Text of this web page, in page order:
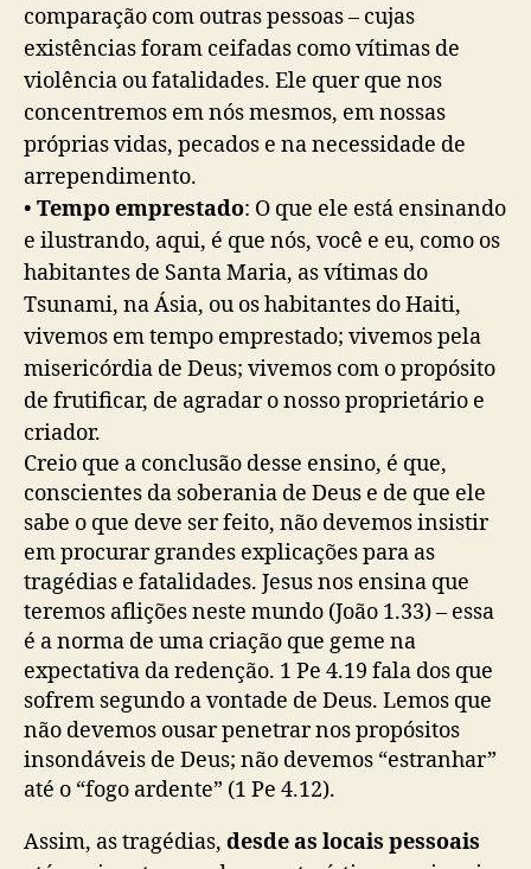
comparação com outras pessoas – cujas
existências foram ceifadas como vítimas de
violência ou fatalidades. Ele quer que nos
concentremos em nós mesmos, em nossas
próprias vidas, pecados e na necessidade de
arrependimento.
• Tempo emprestado: O que ele está ensinando
e ilustrando, aqui, é que nós, você e eu, como os
habitantes de Santa Maria, as vítimas do
Tsunami, na Ásia, ou os habitantes do Haiti,
vivemos em tempo emprestado; vivemos pela
misericórdia de Deus; vivemos com o propósito
de frutificar, de agradar o nosso proprietário e
criador.
Creio que a conclusão desse ensino, é que,
conscientes da soberania de Deus e de que ele
sabe o que deve ser feito, não devemos insistir
em procurar grandes explicações para as
tragédias e fatalidades. Jesus nos ensina que
teremos aflições neste mundo (João 1.33) – essa
é a norma de uma criação que geme na
expectativa da redenção. 1 Pe 4.19 fala dos que
sofrem segundo a vontade de Deus. Lemos que
não devemos ousar penetrar nos propósitos
insondáveis de Deus; não devemos “estranhar”
até o “fogo ardente” (1 Pe 4.12).
Assim, as tragédias, desde as locais pessoais